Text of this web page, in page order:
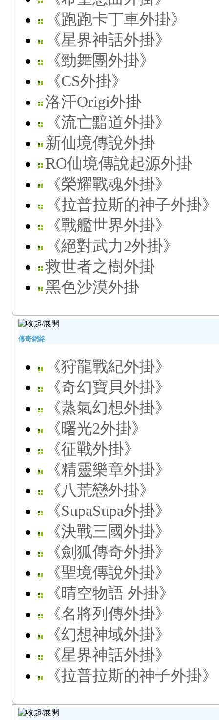
《跑跑卡丁車外掛》
《星界神話外掛》
《勁舞團外掛》
《CS外掛》
洛汗Origi外掛
《流亡黯道外掛》
新仙境傳說外掛
RO仙境傳說起源外掛
《榮耀戰魂外掛》
《拉普拉斯的神子外掛》
《戰艦世界外掛》
《絕對武力2外掛》
救世者之樹外掛
黑色沙漠外掛
傳奇網絡
《狩龍戰紀外掛》
《奇幻寶貝外掛》
《蒸氣幻想外掛》
《曙光2外掛》
《征戰外掛》
《精靈樂章外掛》
《八荒戀外掛》
《SupaSupa外掛》
《決戰三國外掛》
《劍狐傳奇外掛》
《聖境傳說外掛》
《晴空物語 外掛》
《名將列傳外掛》
《幻想神域外掛》
《星界神話外掛》
《拉普拉斯的神子外掛》